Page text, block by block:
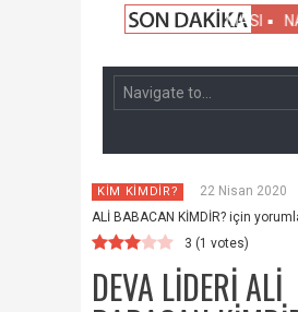
SİVİL OKULLARIN KIYASLAMASI
KİM KİMDİR? 22 Nisan 2020
ALİ BABACAN KİMDİR? için
3 (1 votes)
DEVA LİDERİ ALİ